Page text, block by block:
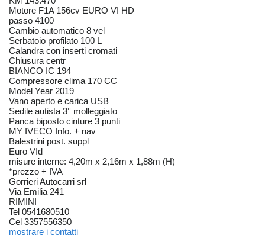
Motore F1A 156cv EURO VI HD
passo 4100
Cambio automatico 8 vel
Serbatoio profilato 100 L
Calandra con inserti cromati
Chiusura centr
BIANCO IC 194
Compressore clima 170 CC
Model Year 2019
Vano aperto e carica USB
Sedile autista 3° molleggiato
Panca biposto cinture 3 punti
MY IVECO Info. + nav
Balestrini post. suppl
Euro VId
misure interne: 4,20m x 2,16m x 1,88m (H)
*prezzo + IVA
Gorrieri Autocarri srl
Via Emilia 241
RIMINI
Tel 0541680510
Cel 3357556350
mostrare i contatti